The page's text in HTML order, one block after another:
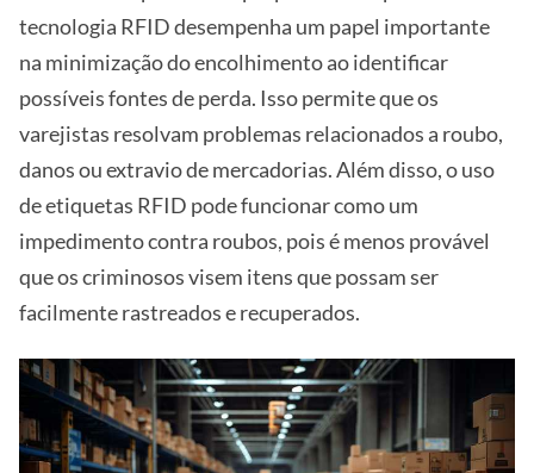
tecnologia RFID desempenha um papel importante
na minimização do encolhimento ao identificar
possíveis fontes de perda. Isso permite que os
varejistas resolvam problemas relacionados a roubo,
danos ou extravio de mercadorias. Além disso, o uso
de etiquetas RFID pode funcionar como um
impedimento contra roubos, pois é menos provável
que os criminosos visem itens que possam ser
facilmente rastreados e recuperados.